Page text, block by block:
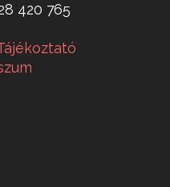
420 765